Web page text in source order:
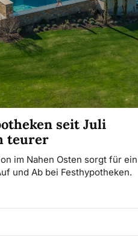
seit Juli
teurer
im Nahen Osten sorgt für ein
und Ab bei Festhypotheken.